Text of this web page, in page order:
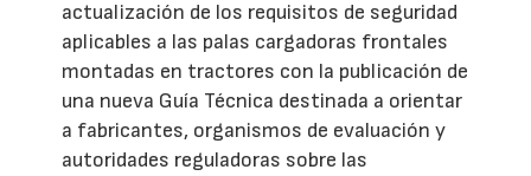
actualización de los requisitos de seguridad
aplicables a las palas cargadoras frontales
montadas en tractores con la publicación de
una nueva Guía Técnica destinada a orientar
a fabricantes, organismos de evaluación y
autoridades reguladoras sobre las